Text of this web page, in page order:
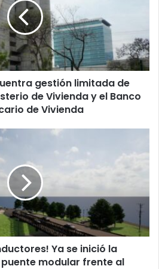
gestión limitada de
de Vivienda y el Banco
de Vivienda
Ya se inició la
modular frente al